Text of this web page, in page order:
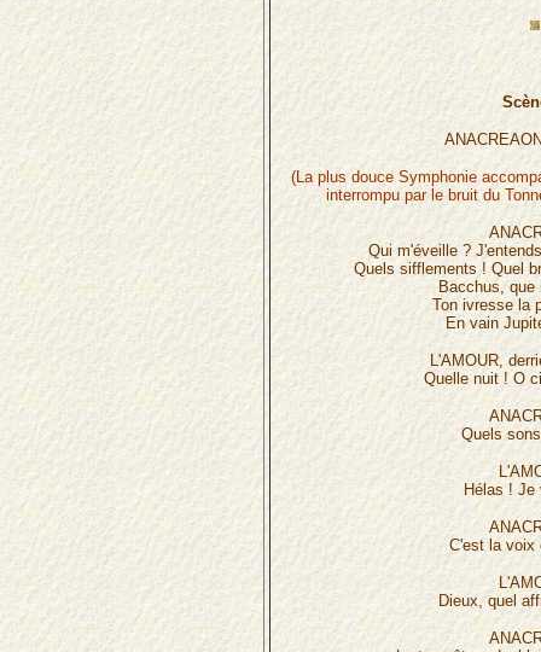
(La plus douce Symphonie
interrompu par le bruit du
Qui m'éveille ?
Quels sifflements ! Quel
Bacchus, que
Ton ivresse la
En vain
L'AMOUR,
Quelle nuit ! O
Quels
Hélas ! Je
C'est la voix
Dieux, quel